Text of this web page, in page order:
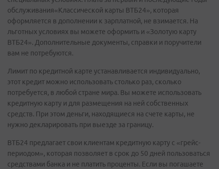
обслуживания«Классической карты ВТБ24», которая
оформляется в дополнении к зарплатной, не взимается. На
льготных условиях вы можете оформить и «Золотую карту
ВТБ24». Дополнительные документы, справки и поручители
вам не потребуются.
Лимит по кредитной карте устанавливается индивидуально,
этот кредит можно использовать столько раз, сколько
потребуется, в любой стране мира. Вы можете использовать
кредитную карту и для размещения на ней собственных
средств. При этом деньги, находящиеся на счете карты, не
нужно декларировать при выезде за границу.
ВТБ24 предлагает свои клиентам кредитную карту с «грейс-
периодом», которая позволяет в срок до 50 дней пользоваться
средствами банка и не платить проценты. Если вы погашаете